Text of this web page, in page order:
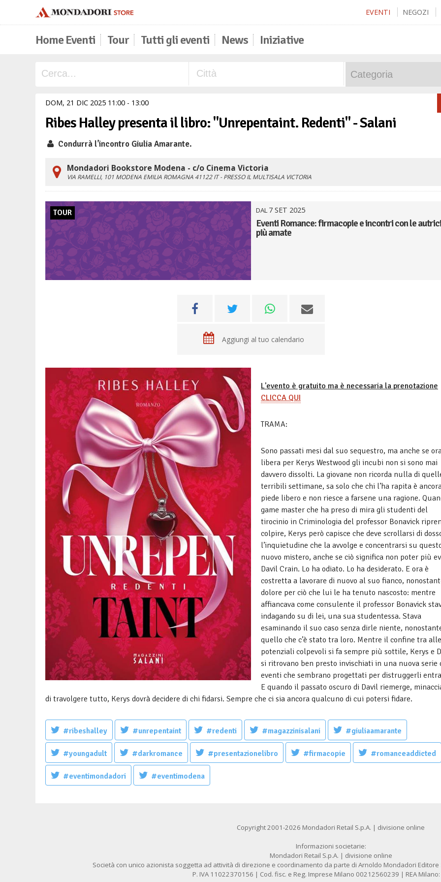
EVENTI NEGOZI
Home Eventi Tour Tutti gli eventi News Iniziative
DOM, 21 DIC 2025 11 00 - 13 00
Ribes Halley presenta il libro: "Unrepentaint. Redenti" - Salani
Condurrà l’incontro Giulia Amarante.
Mondadori Bookstore Modena - c/o Cinema Victoria
VIA RAMELLI, 101 MODENA EMILIA ROMAGNA 41122 IT - PRESSO IL MULTISALA VICTORIA
TOUR DAL7 SET 2025
Eventi Romance: firmacopie e incontri con le autrici
più amate
Aggiungi al tuo calendario
L'evento è gratuito ma è necessaria la prenotazione
CLICCA QUI
TRAMA:
Sono passati mesi dal suo sequestro, ma anche se
libera per Kerys Westwood gli incubi non si sono mai
davvero dissolti. La giovane non ricorda nulla di
terribili settimane, sa solo che chi l’ha rapita è
piede libero e non riesce a farsene una ragione.
game master che ha preso di mira gli studenti del
tirocinio in Criminologia del professor Bonavick
colpire, Kerys però capisce che deve scrollarsi di
l’inquietudine che la avvolge e concentrarsi su
nuovo mistero, anche se ciò significa non poter più
Davil Crain. Lo ha odiato. Lo ha desiderato. E ora è
costretta a lavorare di nuovo al suo fianco,
dolore per ciò che lui le ha tenuto nascosto: mentre
affiancava come consulente il professor Bonavick
indagando su di lei, una sua studentessa. Stava
esaminando il suo caso senza dirle niente,
quello che c’è stato tra loro. Mentre il confine tra
potenziali colpevoli si fa sempre più sottile, Kerys e
si ritrovano ben presto invischiati in una nuova serie
eventi che sembrano progettati per distruggerli
E quando il passato oscuro di Davil riemerge,
di travolgere tutto, Kerys dovrà decidere di chi fidarsi. Sempre che ci sia ancora qualcuno di cui potersi fidare.
#ribeshalley #unrepentaint #redenti #magazzinisalani #giuliaamarante
#youngadult #darkromance #presentazionelibro #firmacopie #romanceaddicted
#eventimondadori #eventimodena
Copyright 2001-2026 Mondadori Retail S.p.A. | divisione online
Informazioni societarie:
Mondadori Retail S.p.A. | divisione online
Società con unico azionista soggetta ad attività di direzione e coordinamento da parte di Arnoldo Mondadori Editore
P. IVA 11022370156 | Cod. fisc. e Reg. Imprese Milano 00212560239 | REA